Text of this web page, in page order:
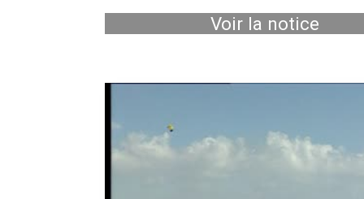
Voir la notice